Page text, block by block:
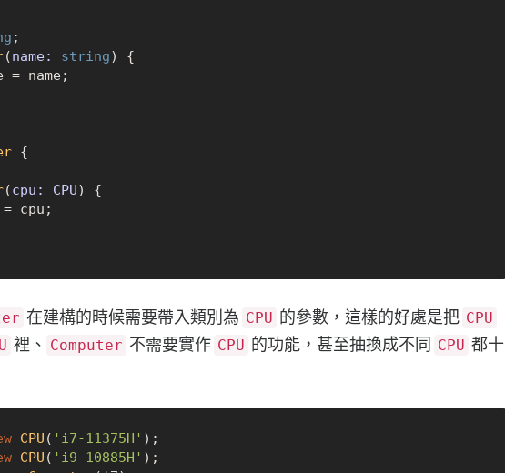
;
(name: string) {
= name;
{
(cpu: CPU) {
= cpu;
在建構的時候需要帶入類別為 CPU 的參數，這樣的好處是把 CPU
裡、 Computer 不需要實作 CPU 的功能，甚至抽換成不同 CPU 都十
CPU ( 'i7-11375H'
CPU ( 'i9-10885H'